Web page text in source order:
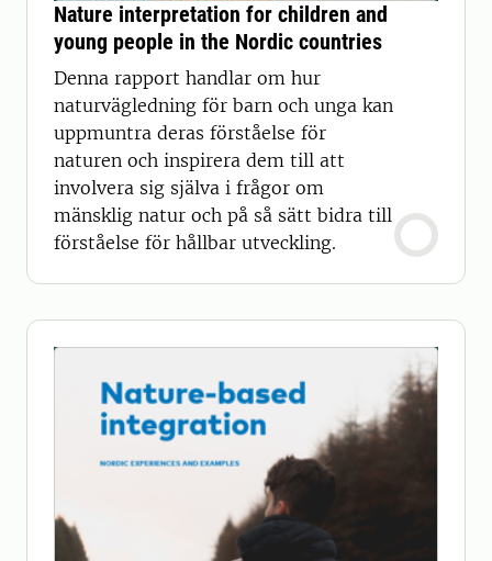
Nature interpretation for children and
young people in the Nordic countries
Denna rapport handlar om hur
naturvägledning för barn och unga kan
uppmuntra deras förståelse för
naturen och inspirera dem till att
involvera sig själva i frågor om
mänsklig natur och på så sätt bidra till
förståelse för hållbar utveckling.